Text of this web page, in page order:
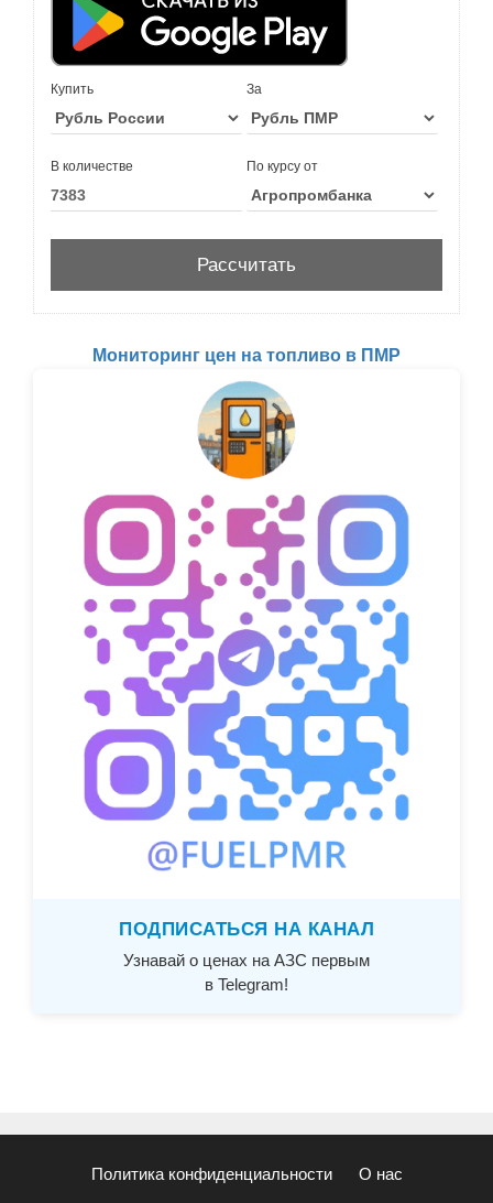
Купить За
В количестве По курсу от
Мониторинг цен на топливо в ПМР
ПОДПИСАТЬСЯ НА КАНАЛ
Узнавай о ценах на АЗС первым
в Telegram!
Политика конфиденциальности О нас